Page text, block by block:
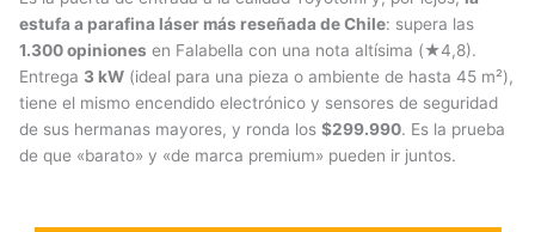
estufa a parafina láser más reseñada de Chile: supera las
1.300 opiniones en Falabella con una nota altísima (★4,8).
Entrega 3 kW (ideal para una pieza o ambiente de hasta 45 m²),
tiene el mismo encendido electrónico y sensores de seguridad
de sus hermanas mayores, y ronda los $299.990. Es la prueba
de que «barato» y «de marca premium» pueden ir juntos.